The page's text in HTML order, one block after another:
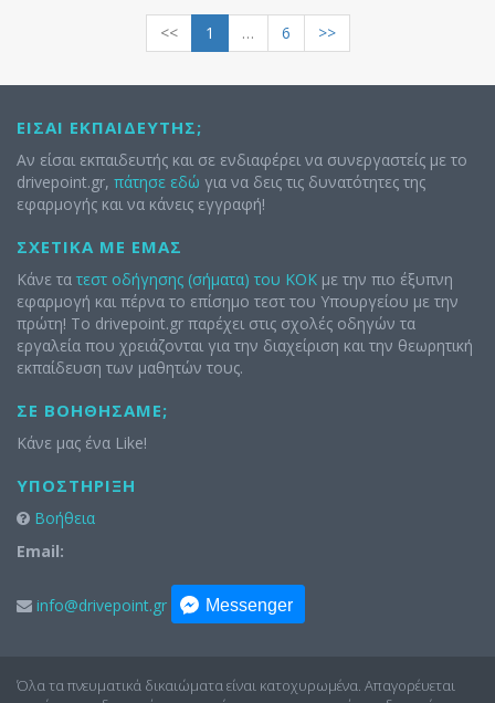
<< 1 … 6 >>
ΕΊΣΑΙ ΕΚΠΑΙΔΕΥΤΉΣ;
Αν είσαι εκπαιδευτής και σε ενδιαφέρει να συνεργαστείς με το
drivepoint.gr, πάτησε εδώ για να δεις τις δυνατότητες της
εφαρμογής και να κάνεις εγγραφή!
ΣΧΕΤΙΚΆ ΜΕ ΕΜΆΣ
Κάνε τα τεστ οδήγησης (σήματα) του ΚΟΚ με την πιο έξυπνη
εφαρμογή και πέρνα το επίσημο τεστ του Υπουργείου με την
πρώτη! Το drivepoint.gr παρέχει στις σχολές οδηγών τα
εργαλεία που χρειάζονται για την διαχείριση και την θεωρητική
εκπαίδευση των μαθητών τους.
ΣΕ ΒΟΗΘΉΣΑΜΕ;
Κάνε μας ένα Like!
ΥΠΟΣΤΉΡΙΞΗ
Βοήθεια
Email:
info@drivepoint.gr Messenger
Όλα τα πνευματικά δικαιώματα είναι κατοχυρωμένα. Απαγορέυεται